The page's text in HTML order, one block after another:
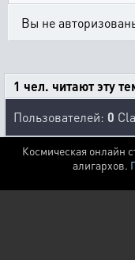
Вы не
1 чел. читают эту
Пользователей: 0
Космическая онлайн
алигархов.